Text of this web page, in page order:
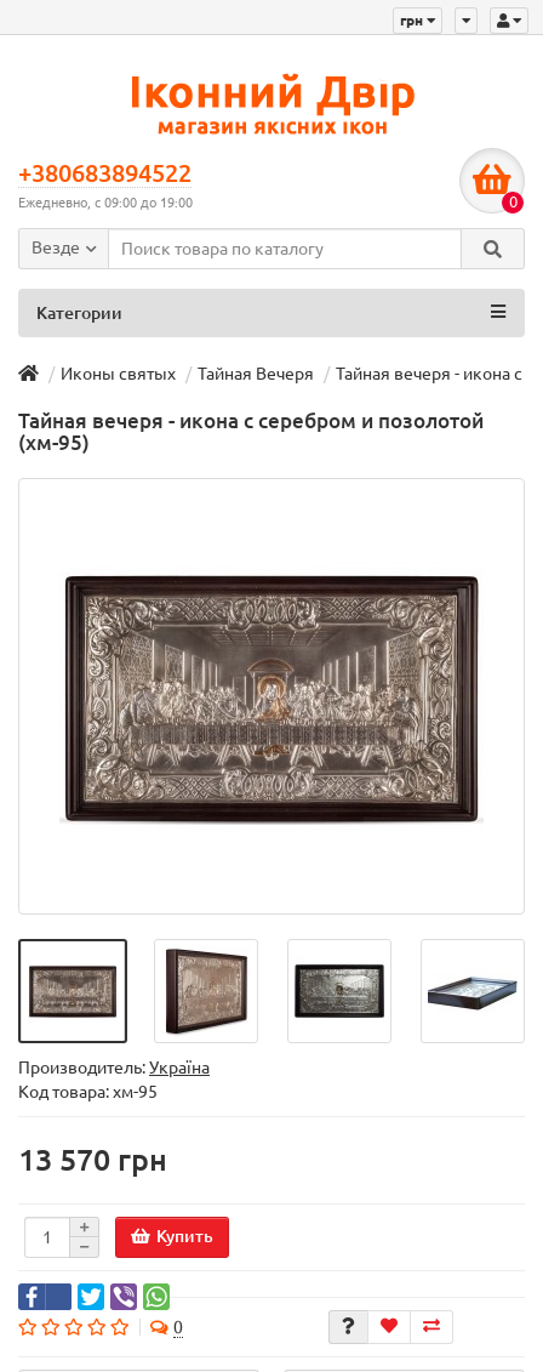
грн
+380683894522
Ежедневно, с 09:00 до 19:00 0
Везде
Категории
Иконы святых Тайная Вечеря Тайная вечеря - икона с
Тайная вечеря - икона с серебром и позолотой
(хм-95)
Производитель:Україна
Код товара:хм-95
13 570 грн
Купить
0